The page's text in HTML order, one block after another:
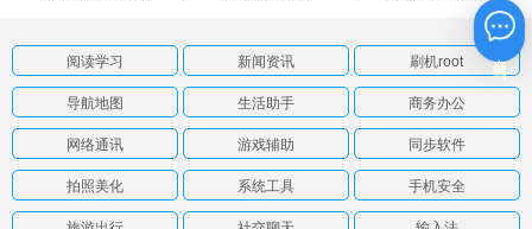
阅读学习 新闻资讯 刷机root
导航地图 生活助手 商务办公
网络通讯 游戏辅助 同步软件
拍照美化 系统工具 手机安全